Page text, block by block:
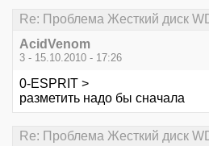
Re: Проблема Жесткий диск
AcidVenom
3 - 15.10.2010 - 17:26
0-ESPRIT >
разметить надо бы сначала
Re: Проблема Жесткий диск